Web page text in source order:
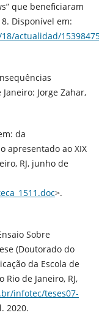
que beneficiaram
Disponível em:
actualidad/
Jorge Zahar,
da
apresentado ao XIX
RJ, junho de
>.
Sobre
(Doutorado do
da Escola de
de Janeiro, RJ,
infotec/teses07-
2020.